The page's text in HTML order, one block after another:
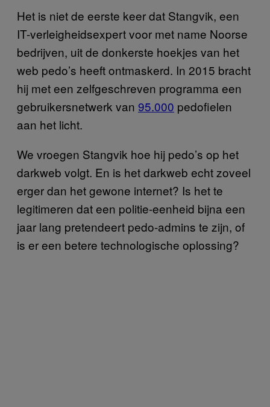
Het is niet de eerste keer dat Stangvik, een
IT-verleigheidsexpert voor met name Noorse
bedrijven, uit de donkerste hoekjes van het
web pedo’s heeft ontmaskerd. In 2015 bracht
hij met een zelfgeschreven programma een
gebruikersnetwerk van 95.000 pedofielen
aan het licht.
We vroegen Stangvik hoe hij pedo’s op het
darkweb volgt. En is het darkweb echt zoveel
erger dan het gewone internet? Is het te
legitimeren dat een politie-eenheid bijna een
jaar lang pretendeert pedo-admins te zijn, of
is er een betere technologische oplossing?